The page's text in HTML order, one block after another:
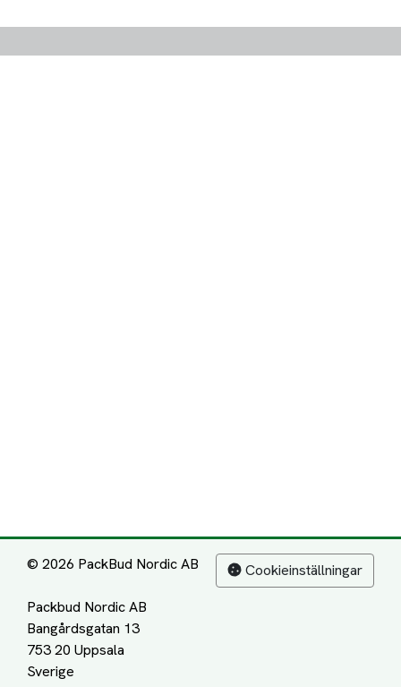
© 2026 PackBud Nordic AB
Packbud Nordic AB
Bangårdsgatan 13
753 20 Uppsala
Cookieinställningar